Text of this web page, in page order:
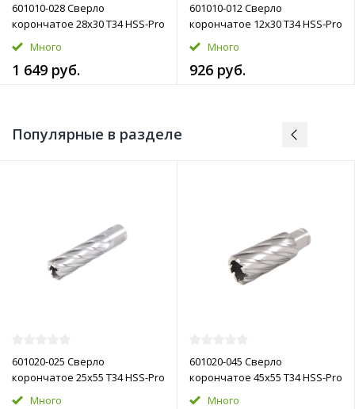
601010-028 Сверло
корончатое 28х30 T34 HSS-Pro
Много
1 649 руб.
601010-012 Сверло
корончатое 12х30 T34 HSS-Pro
Много
926 руб.
Популярные в разделе
601020-025 Сверло
корончатое 25х55 T34 HSS-Pro
Много
601020-045 Сверло
корончатое 45х55 T34 HSS-Pro
Много